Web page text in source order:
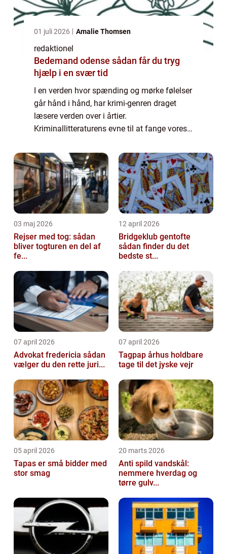
01 juli 2026 Amalie Thomsen
redaktionel
Bedemand odense sådan får du tryg
hjælp i en svær tid
I en verden hvor spænding og mørke følelser
går hånd i hånd, har krimi-genren draget
læsere verden over i årtier.
Kriminallitteraturens evne til at fange vores
vores sæde har gjort den til en af de mest
populære ...
03 maj 2026
Rejser med tog: sådan
bliver togturen en del af
fe...
12 april 2026
Bridgeklub gentofte
sådan finder du det
bedste st...
07 april 2026
Advokat fredericia sådan
vælger du den rette juri...
07 april 2026
Tagpap århus holdbare
tage til det jyske vejr
05 april 2026
Tapas er små bidder med
stor smag
20 marts 2026
Anti spild vandskål:
nemmere hverdag og
tørre gulv...